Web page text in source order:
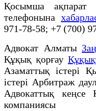
Қосымша ақпарат
телефонына
971-78-58; +7 (700)
Адвокат Алматы
Құқық қорғау
Азаматтық істері
істері Арбитраж
Адвокаттық
компаниясы